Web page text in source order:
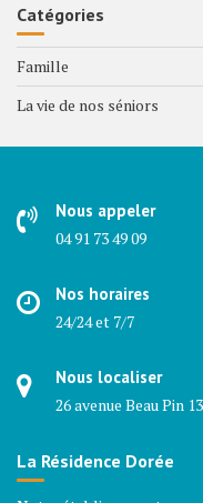
Catégories
Famille
La vie de nos séniors
Nous appeler
04 91 73 49 09
Nos horaires
24/24 et 7/7
Nous localiser
26 avenue Beau Pin
La Résidence Dorée